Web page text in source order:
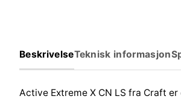
BeskrivelseTeknisk informasjon
Active Extreme X CN LS fra Craft